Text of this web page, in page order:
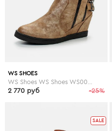
WS SHOES
-25%
2 770 руб
SALE